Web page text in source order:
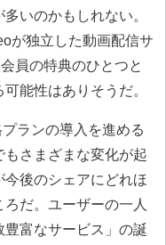
いのかもしれない。
が独立した動画配信サ
員の特典のひとつと
能性はありそうだ。
ランの導入を進める
さまざまな変化が起
後のシェアにどれほ
だ。ユーザーの一人
富なサービス」の誕